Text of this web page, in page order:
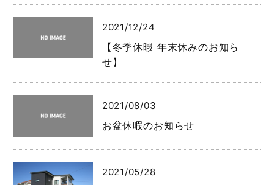
2021/12/24
【冬季休暇 年末休みのお知ら
せ】
2021/08/03
お盆休暇のお知らせ
2021/05/28